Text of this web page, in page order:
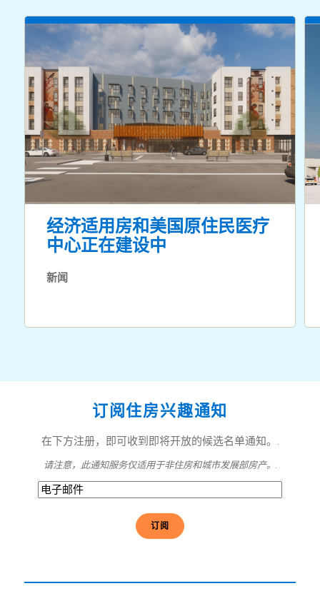
经济适用房和美国原住民医疗
中心正在建设中
新闻
订阅住房兴趣通知
在下方注册，即可收到即将开放的候选名单通知。.
请注意，此通知服务仅适用于非住房和城市发展部房产。.
电
子